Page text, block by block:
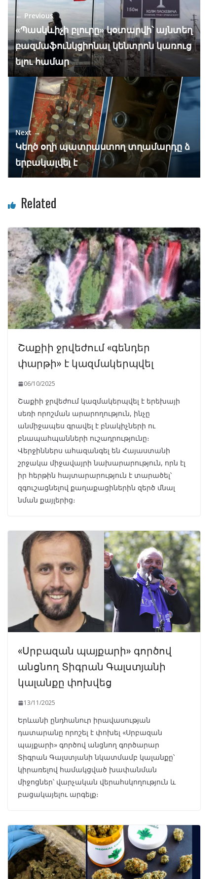
o
o
k
a
m
A
p
p
dI
n
← Previous
«Պասկևիչի բլուրը» կօտարվի՝ այնտեղ
բազմաֆունկցիոնալ կենտրոն կառուց
ելու համար
Next →
Կեղծ օղի պատրաստող տղամարդը ձ
երբակալվել է
Related
Շաքիի ջրվեժում «գենդեր
փարթի» է կազմակերպվել
06/10/2025
Շաքիի ջրվեժում կազմակերպվել է երեխայի
սեռի որոշման արարողություն, ինչը
անմիջապես գրավել է բնակիչների ու
բնապահպանների ուշադրությունը։
Վերջիններս ահազանգել են Հայաստանի
շրջակա միջավայրի նախարարություն, որն էլ
իր հերթին հայտարարություն է տարածել՝
զգուշացնելով քաղաքացիներին զերծ մնալ
նման քայլերից։
«Սրբազան պայքարի» գործով
անցնող Տիգրան Գալստյանի
կալանքը փոխվեց
13/11/2025
Երևանի ընդհանուր իրավասության
դատարանը որոշել է փոխել «Սրբազան
պայքարի» գործով անցնող գործարար
Տիգրան Գալստյանի նկատմամբ կալանքը՝
կիրառելով համակցված խափանման
միջոցներ՝ վարչական վերահսկողություն և
բացակայելու արգելք։